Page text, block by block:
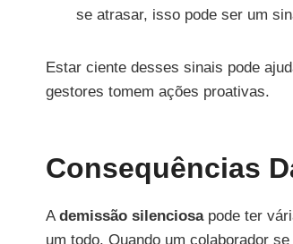
se atrasar, isso pode ser um
Estar ciente desses sinais pode
gestores tomem ações proativas.
Consequências
A demissão silenciosapode ter
um todo. Quando um colaborador